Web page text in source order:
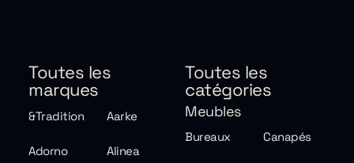
Toutes les
marques
&Tradition Aarke
Adorno Alinea
Toutes les
catégories
Meubles
Bureaux Canapés